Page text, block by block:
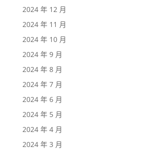
2024 年 12 月
2024 年 11 月
2024 年 10 月
2024 年 9 月
2024 年 8 月
2024 年 7 月
2024 年 6 月
2024 年 5 月
2024 年 4 月
2024 年 3 月